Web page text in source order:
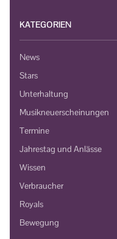
KATEGORIEN
News
Stars
Unterhaltung
Musikneuerscheinungen
Termine
Jahrestag und Anlässe
Wissen
Verbraucher
Royals
Bewegung